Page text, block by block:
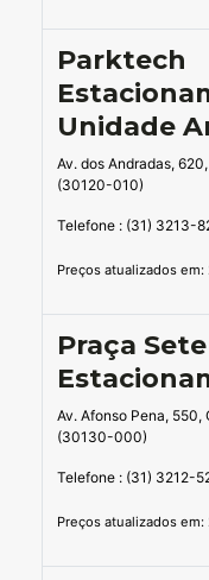
Parktech
Unidade
Av. dos Andradas,
(30120-010)
Telefone : (31) 3213-
Preços atualizados
Praça
Av. Afonso Pena,
(30130-000)
Telefone : (31) 3212-
Preços atualizados